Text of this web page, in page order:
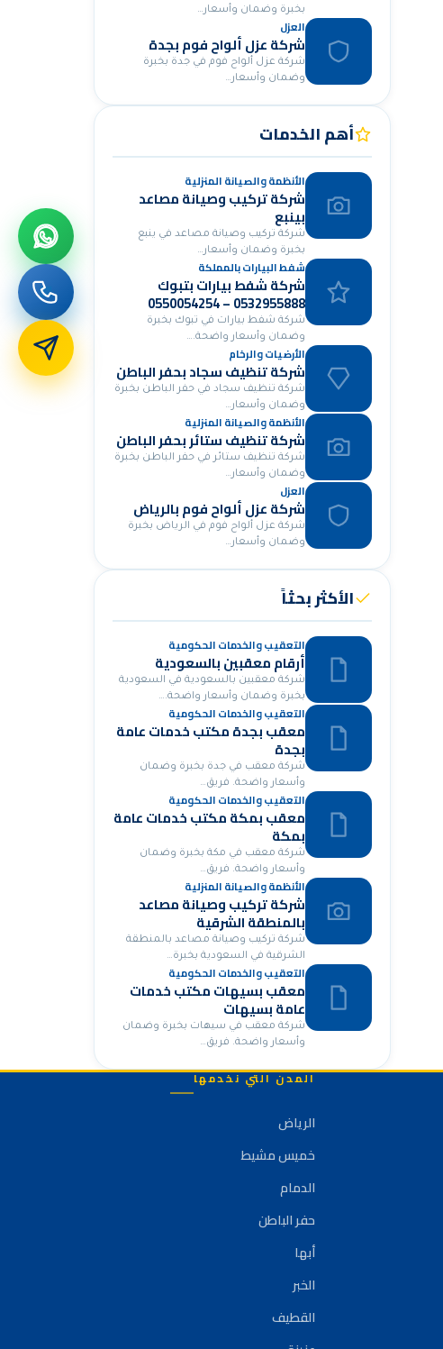
بخبرة وضمان وأسعار…
العزل
شركة عزل ألواح فوم بجدة
شركة عزل ألواح فوم في جدة بخبرة
وضمان وأسعار…
أهم الخدمات
الأنظمة والصيانة المنزلية
شركة تركيب وصيانة مصاعد
بينبع
شركة تركيب وصيانة مصاعد في ينبع
بخبرة وضمان وأسعار…
شفط البيارات بالمملكة
شركة شفط بيارات بتبوك
0532955888 – 0550054254
شركة تسليك مجاري بتبوك
خصومات مميزة 30%
شركة شفط بيارات في تبوك بخبرة
وضمان وأسعار واضحة.…
الأرضيات والرخام
شركة تنظيف سجاد بحفر الباطن
شركة تنظيف سجاد في حفر الباطن بخبرة
وضمان وأسعار…
الأنظمة والصيانة المنزلية
شركة تنظيف ستائر بحفر الباطن
شركة تنظيف ستائر في حفر الباطن بخبرة
وضمان وأسعار…
العزل
شركة عزل ألواح فوم بالرياض
شركة عزل ألواح فوم في الرياض بخبرة
وضمان وأسعار…
الأكثر بحثاً
التعقيب والخدمات الحكومية
أرقام معقبين بالسعودية
شركة معقبين بالسعودية في السعودية
بخبرة وضمان وأسعار واضحة.…
التعقيب والخدمات الحكومية
معقب بجدة مكتب خدمات عامة
بجدة
شركة معقب في جدة بخبرة وضمان
وأسعار واضحة. فريق…
التعقيب والخدمات الحكومية
معقب بمكة مكتب خدمات عامة
بمكة
شركة معقب في مكة بخبرة وضمان
وأسعار واضحة. فريق…
الأنظمة والصيانة المنزلية
شركة تركيب وصيانة مصاعد
بالمنطقة الشرقية
شركة تركيب وصيانة مصاعد بالمنطقة
الشرقية في السعودية بخبرة…
التعقيب والخدمات الحكومية
معقب بسيهات مكتب خدمات
عامة بسيهات
شركة معقب في سيهات بخبرة وضمان
وأسعار واضحة. فريق…
المدن التي نخدمها
الرياض
خميس مشيط
الدمام
حفر الباطن
أبها
الخبر
القطيف